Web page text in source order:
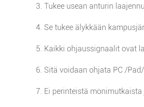
3. Tukee usean anturin
4. Se tukee älykkään
5. Kaikki ohjaussignaalit ovat
6. Sitä voidaan ohjata PC /
7. Ei perinteistä